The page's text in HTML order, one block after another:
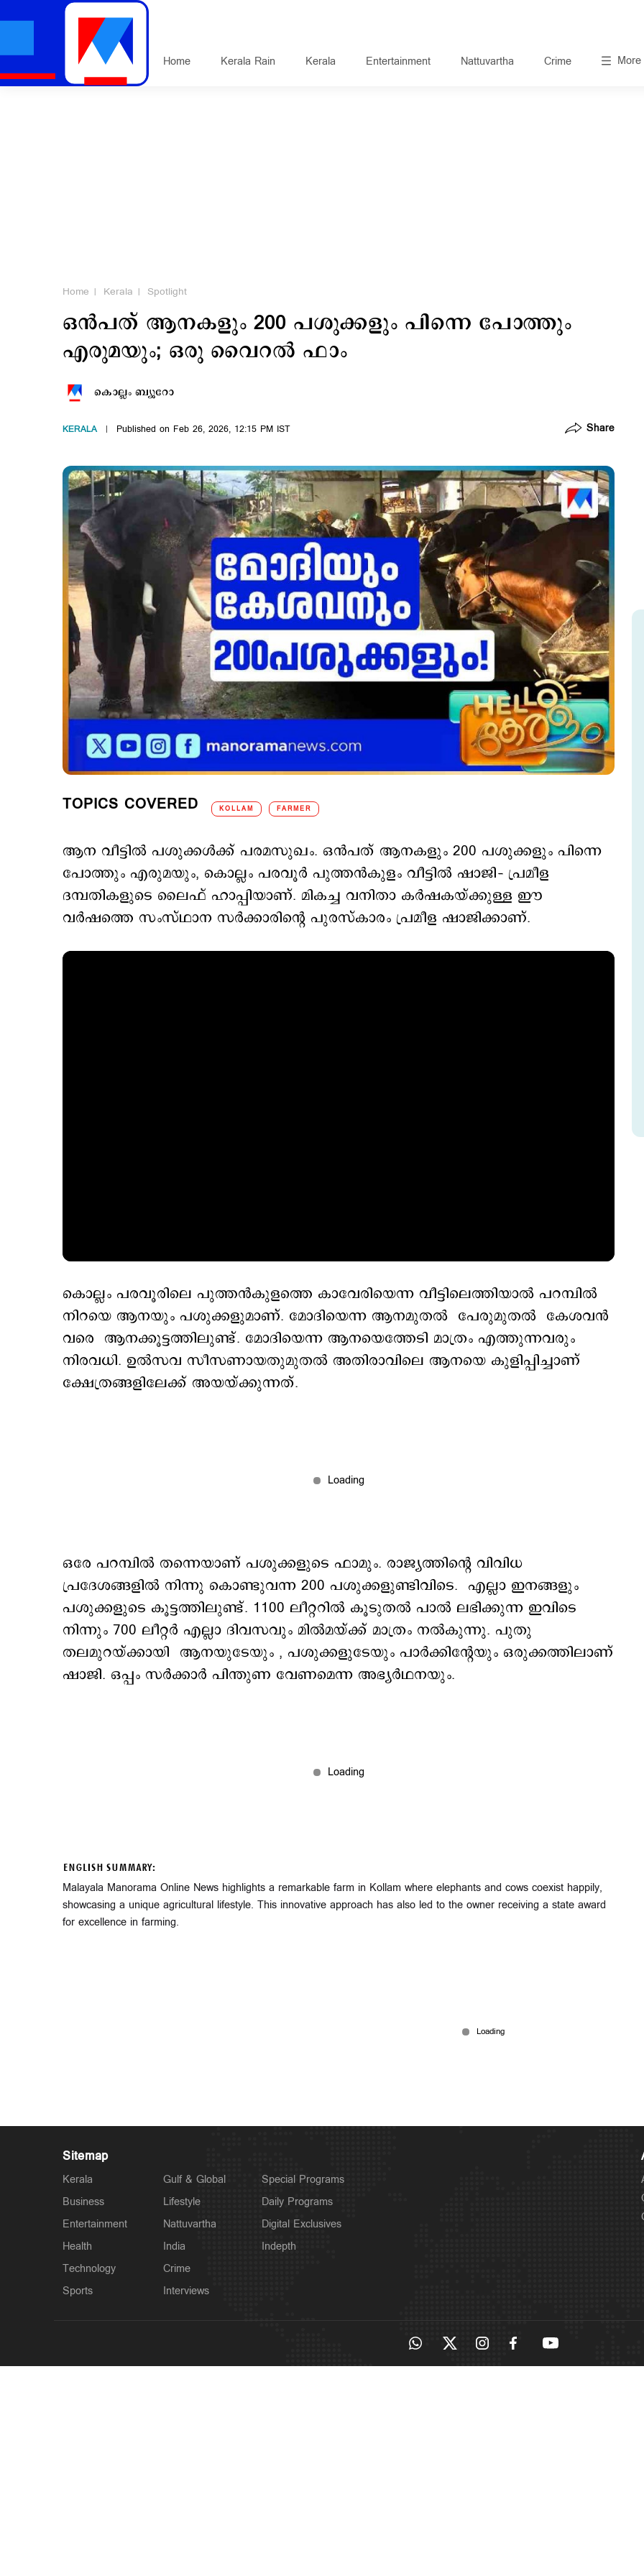
Home Kerala Rain Kerala Entertainment Nattuvartha Crime More
Home Kerala Spotlight
ഒൻപത് ആനകളും 200 പശുക്കളും പിന്നെ പോത്തും
എരുമയും; ഒരു വൈറല്‍ ഫാം
കൊല്ലം ബ്യൂറോ
KERALA Published on Feb 26, 2026, 12:15 PM IST Share
TOPICS COVERED KOLLAM FARMER
ആന വീട്ടില്‍ പശുക്കള്‍ക്ക് പരമസുഖം. ഒന്‍പത് ആനകളും 200 പശുക്കളും പിന്നെ
പോത്തും എരുമയും, കൊല്ലം പരവൂര്‍ പുത്തന്‍കുളം വീട്ടില്‍ ഷാജി– പ്രമീള
ദമ്പതികളുടെ ലൈഫ് ഹാപ്പിയാണ്. മികച്ച വനിതാ കര്‍ഷകയ്ക്കുള്ള ഈ
വര്‍ഷത്തെ സംസ്ഥാന സര്‍ക്കാരിന്‍റെ പുരസ്കാരം പ്രമീള ഷാജിക്കാണ്.
കൊല്ലം പരവൂരിലെ പുത്തന്‍കുളത്തെ കാവേരിയെന്ന വീട്ടിലെത്തിയാല്‍ പറമ്പില്‍
നിറയെ ആനയും പശുക്കളുമാണ്. മോദിയെന്ന ആനമുതല്‍ പേരുമുതല്‍ കേശവന്‍
വരെ ആനക്കൂട്ടത്തിലുണ്ട്. മോദിയെന്ന ആനയെത്തേടി മാത്രം എത്തുന്നവരും
നിരവധി. ഉല്‍സവ സീസണായതുമുതല്‍ അതിരാവിലെ ആനയെ കുളിപ്പിച്ചാണ്
ക്ഷേത്രങ്ങളിലേക്ക് അയയ്ക്കുന്നത്.
ഒരേ പറമ്പില്‍ തന്നെയാണ് പശുക്കളുടെ ഫാമും. രാജ്യത്തിന്‍റെ വിവിധ
പ്രദേശങ്ങളില്‍ നിന്നു കൊണ്ടുവന്ന 200 പശുക്കളുണ്ടിവിടെ. എല്ലാ ഇനങ്ങളും
പശുക്കളുടെ കൂട്ടത്തിലുണ്ട്. 1100 ലീറ്ററില്‍ കൂടുതല്‍ പാല്‍ ലഭിക്കുന്ന ഇവിടെ
നിന്നും 700 ലീറ്റര്‍ എല്ലാ ദിവസവും മില്‍മയ്ക്ക് മാത്രം നല്‍കുന്നു. പുതു
തലമുറയ്ക്കായി ആനയുടേയും , പശുക്കളുടേയും പാര്‍ക്കിന്‍റേയും ഒരുക്കത്തിലാണ്
ഷാജി. ഒപ്പം സര്‍ക്കാര്‍ പിന്തുണ വേണമെന്ന അഭ്യര്‍ഥനയും.
ENGLISH SUMMARY:
Malayala Manorama Online News highlights a remarkable farm in Kollam where elephants and cows coexist happily,
showcasing a unique agricultural lifestyle. This innovative approach has also led to the owner receiving a state award
for excellence in farming.
Sitemap
Kerala
Business
Entertainment
Health
Technology
Sports
Gulf & Global
Lifestyle
Nattuvartha
India
Crime
Interviews
Special Programs
Daily Programs
Digital Exclusives
Indepth